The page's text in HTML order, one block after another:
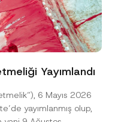
Yayımlandı
6 Mayıs 2026
yayımlanmış olup,
K
o
n
T
l
e
f